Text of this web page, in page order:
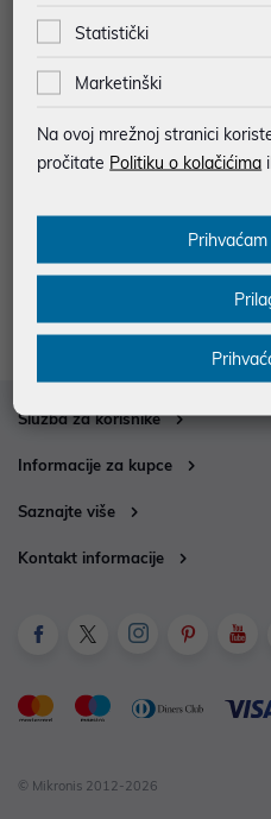
1 ... 2 3
Otkrij sve aktivne promocije i
vrhunskim proizvodima iz
Služba za korisnike
Informacije za kupce
Saznajte više
Kontakt informacije
© Mikronis 2012-2026
Statistički
Marketinški
Na ovoj mrežnoj stranici
pročitate Politiku o kolačićima